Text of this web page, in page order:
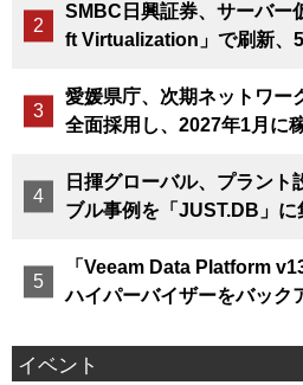
SMBC日興証券、サーバー
ft Virtualization」で刷新、
愛媛県庁、次期ネットワー
全面採用し、2027年1月に
日揮グローバル、プラント
ブル事例を「JUST.DB」に
「Veeam Data Platform
ハイパーバイザーをバック
イベント